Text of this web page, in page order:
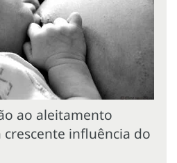
ao aleitamento
influência do